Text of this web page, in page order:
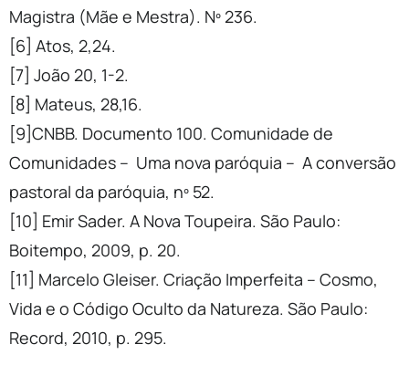
Magistra (Mãe e Mestra). Nº 236.
[6] Atos, 2,24.
[7] João 20, 1-2.
[8] Mateus, 28,16.
[9]CNBB. Documento 100. Comunidade de
Comunidades – Uma nova paróquia – A conversão
pastoral da paróquia, nº 52.
[10] Emir Sader. A Nova Toupeira. São Paulo:
Boitempo, 2009, p. 20.
[11] Marcelo Gleiser. Criação Imperfeita – Cosmo,
Vida e o Código Oculto da Natureza. São Paulo:
Record, 2010, p. 295.